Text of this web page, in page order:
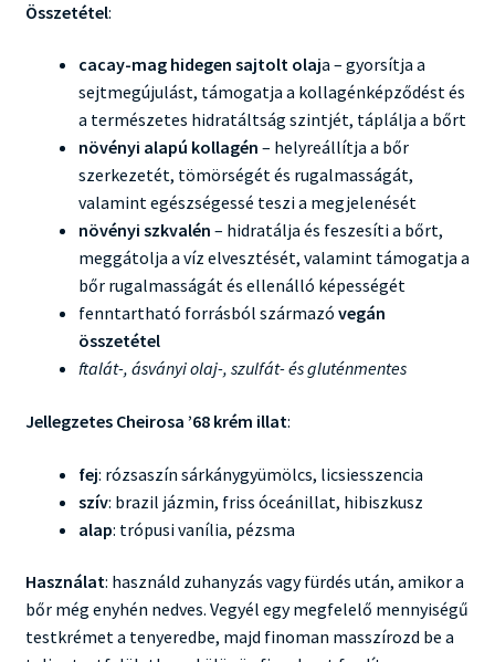
Összetétel:
cacay-mag hidegen sajtolt olaja – gyorsítja a
sejtmegújulást, támogatja a kollagénképződést és
a természetes hidratáltság szintjét, táplálja a bőrt
növényi alapú kollagén – helyreállítja a bőr
szerkezetét, tömörségét és rugalmasságát,
valamint egészségessé teszi a megjelenését
növényi szkvalén – hidratálja és feszesíti a bőrt,
meggátolja a víz elvesztését, valamint támogatja a
bőr rugalmasságát és ellenálló képességét
fenntartható forrásból származó vegán
összetétel
ftalát-, ásványi olaj-, szulfát- és gluténmentes
Jellegzetes Cheirosa ’68 krém illat:
fej: rózsaszín sárkánygyümölcs, licsiesszencia
szív: brazil jázmin, friss óceánillat, hibiszkusz
alap: trópusi vanília, pézsma
Használat: használd zuhanyzás vagy fürdés után, amikor a
bőr még enyhén nedves. Vegyél egy megfelelő mennyiségű
testkrémet a tenyeredbe, majd finoman masszírozd be a